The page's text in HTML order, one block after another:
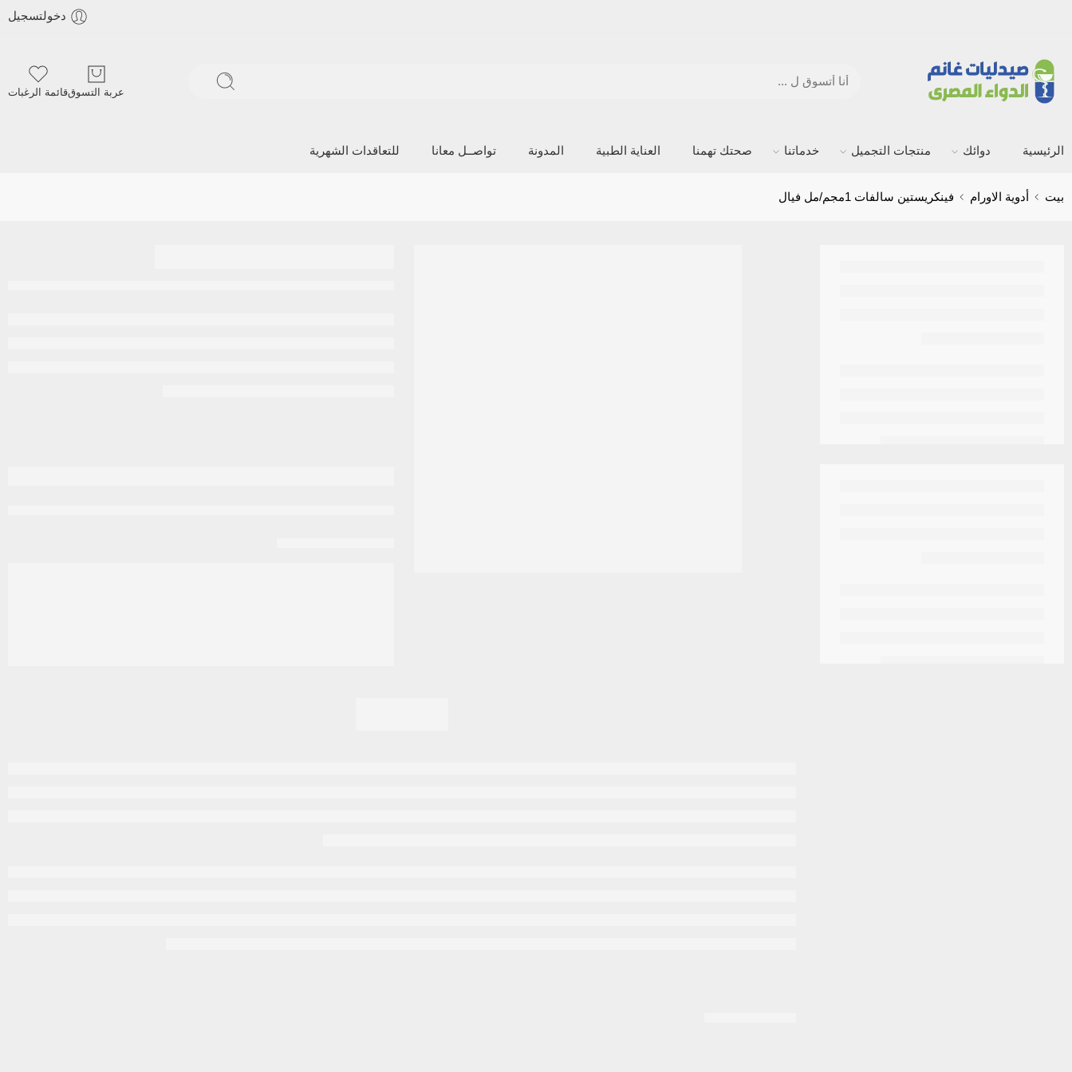
دخولتسجيل
عربة التسوققائمة الرغبات
الرئيسية دوائك منتجات التجميل خدماتنا صحتك تهمنا العناية الطبية المدونة تواصــل معانا للتعاقدات الشهرية
بيت أدوية الاورام فينكريستين سالفات 1مجم/مل فيال